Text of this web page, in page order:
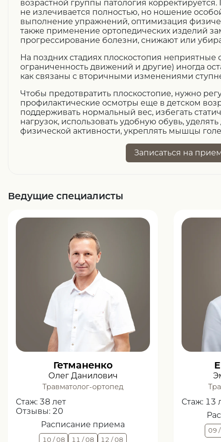
возрастной группы патология
не излечивается полностью, но ношение
выполнение упражнений, оптимизация
также применение ортопедических изделий
прогрессирование болезни, снижают или
На поздних стадиях плоскостопия
ограниченность движений и другие) иногда
как связаны с вторичными изменениями
Чтобы предотвратить плоскостопие, нужно
профилактические осмотры еще в детском
поддерживать нормальный вес, избегать
нагрузок, использовать удобную обувь,
физической активности, укреплять мышцы
Записаться на
Ведущие специалисты
Гетманенко
Олег Данилович
Травматолог-ортопед
Стаж: 38 лет
Отзывы: 20
Расписание приема
10 / 08 11 / 08 12 / 08
Стаж: 13
09